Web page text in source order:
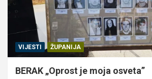
VIJESTI ŽUPANIJA
BERAK „Oprost je moja osveta”